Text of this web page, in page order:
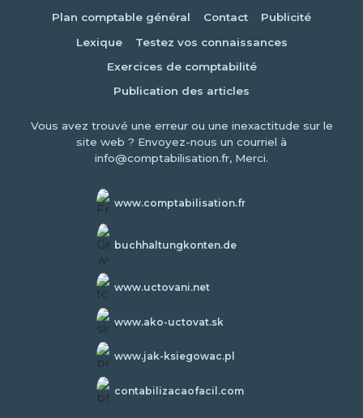
Plan comptable général
Contact
Publicité
Lexique
Testez vos connaissances
Exercices de comptabilité
Publication des articles
Vous avez trouvé une erreur ou une inexactitude sur le
site web ? Envoyez-nous un courriel à
info@comptabilisation.fr, Merci.
www.comptabilisation.fr
buchhaltungkonten.de
www.uctovani.net
www.ako-uctovat.sk
www.jak-ksiegowac.pl
contabilizacaofacil.com